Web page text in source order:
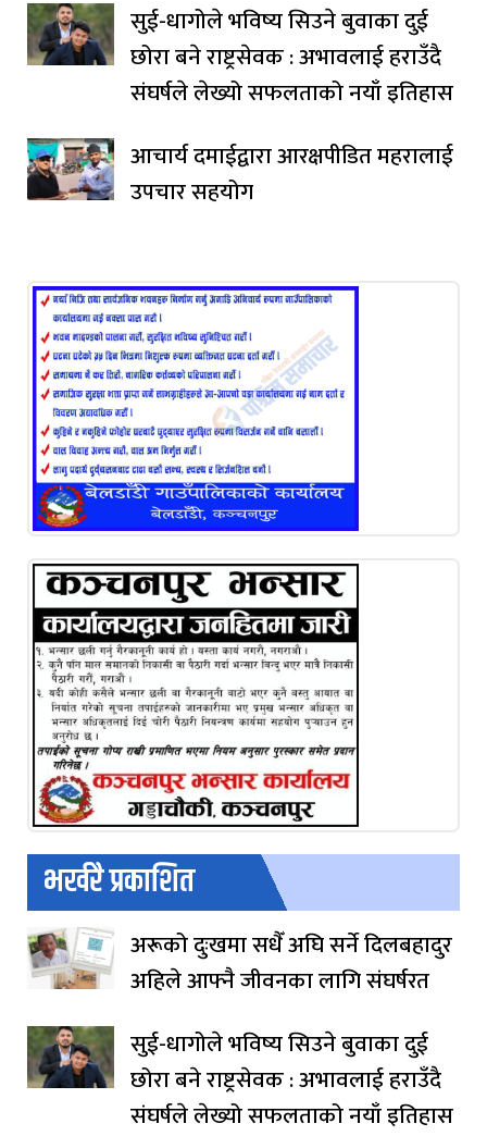
सुई-धागोले भविष्य सिउने बुवाका दुई
छोरा बने राष्ट्रसेवक : अभावलाई हराउँदै
संघर्षले लेख्यो सफलताको नयाँ इतिहास
आचार्य दमाईद्वारा आरक्षपीडित महरालाई
उपचार सहयोग
भर्खरै प्रकाशित
अरूको दुःखमा सधैँ अघि सर्ने दिलबहादुर
अहिले आफ्नै जीवनका लागि संघर्षरत
सुई-धागोले भविष्य सिउने बुवाका दुई
छोरा बने राष्ट्रसेवक : अभावलाई हराउँदै
संघर्षले लेख्यो सफलताको नयाँ इतिहास